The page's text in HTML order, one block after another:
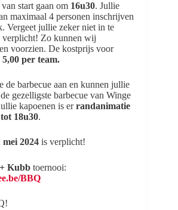
start gaan om 16u30. Jullie
maximaal 4 personen inschrijven
Vergeet jullie zeker niet in te
verplicht! Zo kunnen wij
voorzien. De kostprijs voor
5,00 per team.
de barbecue aan en kunnen jullie
gezelligste barbecue van Winge
kapoenen is errandanimatie
18u30.
2024 is verplicht!
Kubb toernooi:
BBQ